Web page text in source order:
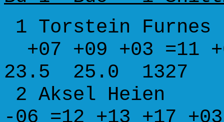
1 Torstein
+07 +09 +03
23.5 25.0 1327
2 Aksel
-06 =12 +13 +17